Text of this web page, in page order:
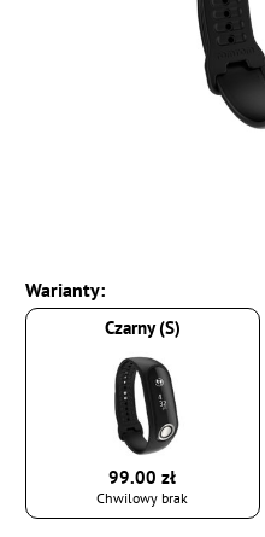
Warianty:
Czarny (S)
99.00 zł
Chwilowy brak